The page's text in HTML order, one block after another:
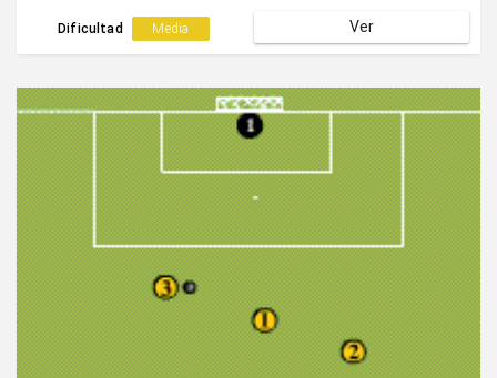
Dificultad Media Ver